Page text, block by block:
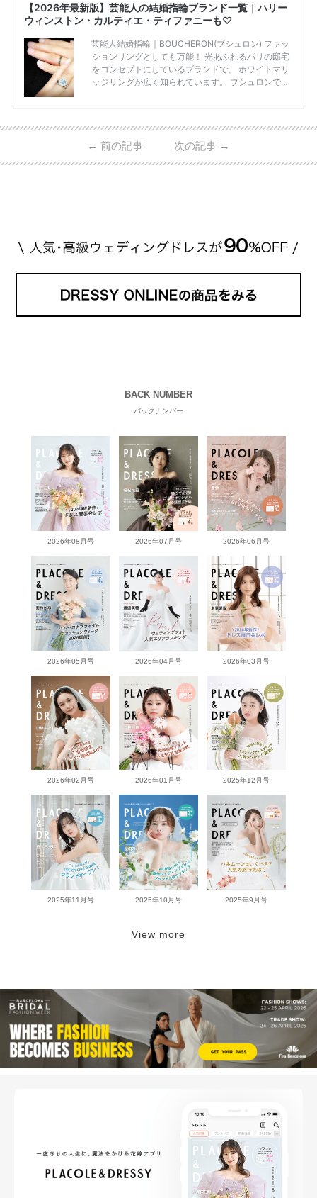
【2026年最新版】芸能人の結婚指輪ブランド一覧｜ハリー
ウィンストン・カルティエ・ティファニーも♡
芸能人結婚指輪｜BOUCHERON(ブシュロン) ファッ
ションリングとしても万能！ 光あふれるパリの邸宅
をコンセプトにしているブランドで、 ホワイトマリ
ッジリングが広く知られています。 ブシュロンで特
ング」は、 小栗さんと山田さんが結婚指輪に選ばれ
なので、 とても人気となっているのです。 その相場
は、10～30万円ほどとなっています。 小栗旬さん・
← 前の記事 次の記事 →
BACK NUMBER
バックナンバー
2026年08月号 2026年07月号 2026年06月号
2026年05月号 2026年04月号 2026年03月号
2026年02月号 2026年01月号 2025年12月号
2025年11月号 2025年10月号 2025年9月号
View more